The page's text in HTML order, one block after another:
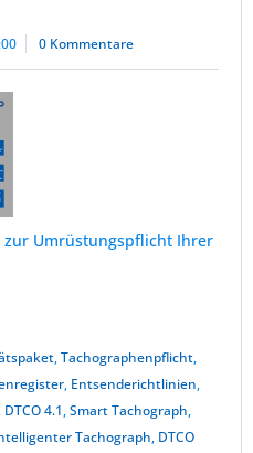
0 Kommentare
zur Umrüstungspflicht Ihrer
,Tachographenpflicht,
, Entsenderichtlinien,
, DTCO 4.1,Smart Tachograph,
Tachograph, DTCO